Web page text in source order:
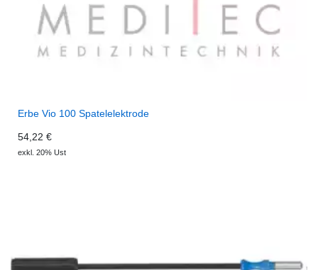
Erbe Vio 100 Spatelelektrode
54,22 €
exkl. 20% Ust